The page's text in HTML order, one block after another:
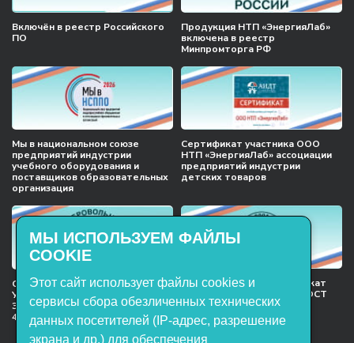
Включён в реестр Российского
ПО
Продукция НТП «ЭнергияЛаб»
включена в реестр
Минпромторга РФ
Мы в национальном союзе
предприятий индустрии
учебного оборудования и
поставщиков образовательных
организация
Сертификат участника ООО
НТП «ЭнергияЛаб» ассоциации
предприятий индустрии
детских товаров
Сертификат соответствия
Учебное оборудование, марки
ЭнергияЛаб ТУ 32.99.53–001–
47627947–2021 Серийный выпуск
Международный сертификат
менеджмента качества ГОСТ
ISO 9001:2015
МЫ ИСПОЛЬЗУЕМ ФАЙЛЫ
COOKIE
Этот сайт использует файлы cookies и
сервисы сбора обезличенных технических
данных посетителей (IP-адрес, разрешение
экрана и др.) для обеспечения